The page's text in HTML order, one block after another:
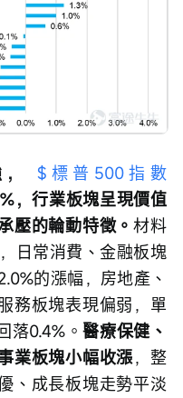
， $標普500指數
，行業板塊呈現價值
壓的輪動特徵。材料
日常消費、金融板塊
的漲幅，房地產、
務板塊表現偏弱，單
落0.4%。醫療保健、
業板塊小幅收漲，整
、成長板塊走勢平淡